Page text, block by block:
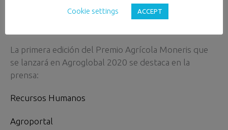
La primera edición del Premio Agrícola Moneris que
se lanzará en Agroglobal 2020 se destaca en la
prensa:
Recursos Humanos
Agroportal
Cookie settings ACCEPT